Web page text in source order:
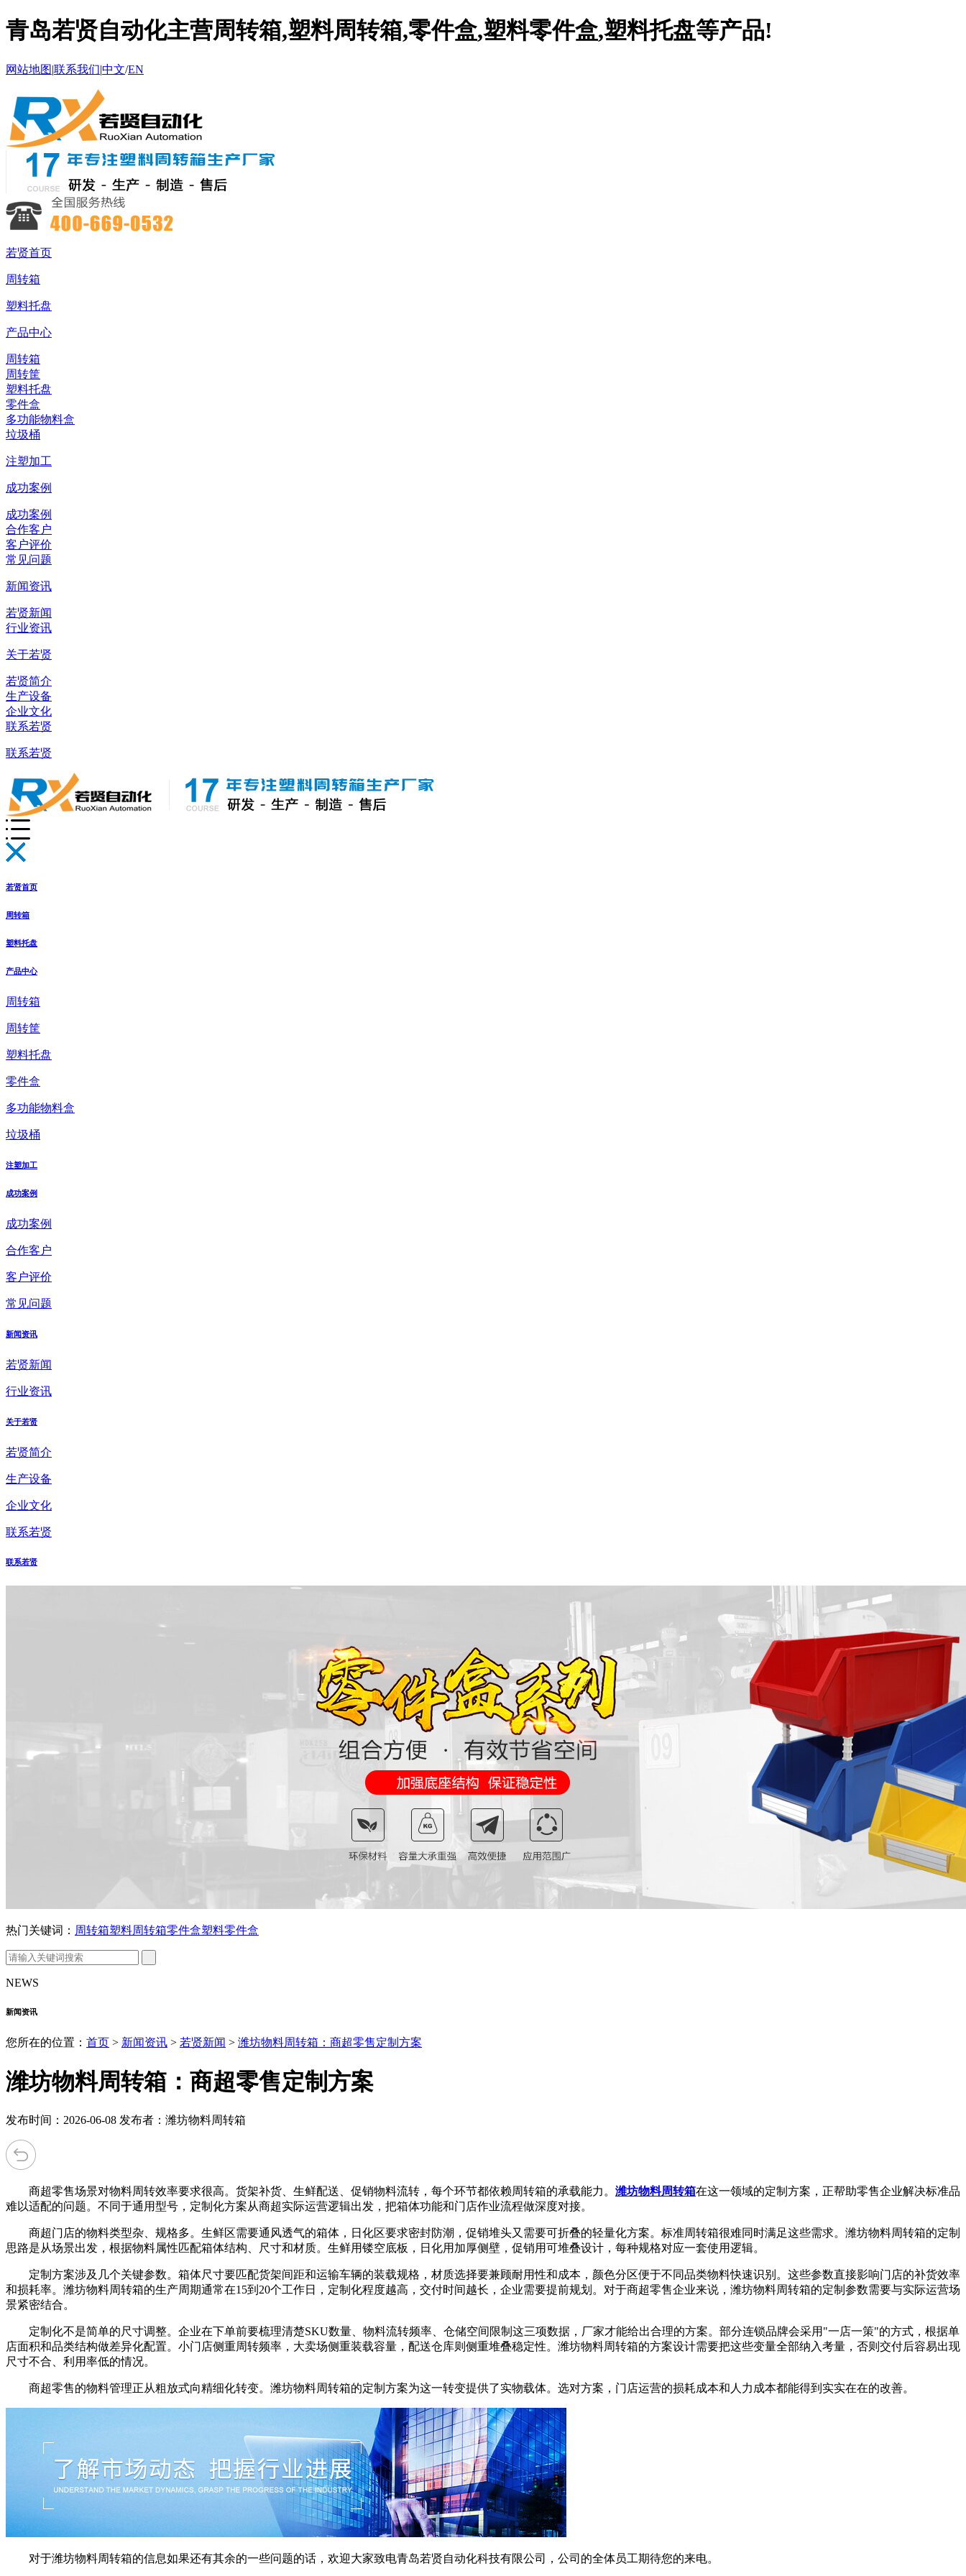
青岛若贤自动化主营周转箱,塑料周转箱,零件盒,塑料零件盒,塑料托盘等产品!
网站地图|联系我们|中文/EN
若贤首页
周转箱
塑料托盘
产品中心
周转箱
周转筐
塑料托盘
零件盒
多功能物料盒
垃圾桶
注塑加工
成功案例
成功案例
合作客户
客户评价
常见问题
新闻资讯
若贤新闻
行业资讯
关于若贤
若贤简介
生产设备
企业文化
联系若贤
联系若贤
若贤首页
周转箱
塑料托盘
产品中心
周转箱
周转筐
塑料托盘
零件盒
多功能物料盒
垃圾桶
注塑加工
成功案例
成功案例
合作客户
客户评价
常见问题
新闻资讯
若贤新闻
行业资讯
关于若贤
若贤简介
生产设备
企业文化
联系若贤
联系若贤
热门关键词： 周转箱塑料周转箱零件盒塑料零件盒
NEWS
新闻资讯
您所在的位置： 首页 > 新闻资讯 > 若贤新闻 > 潍坊物料周转箱：商超零售定制方案
潍坊物料周转箱：商超零售定制方案
发布时间：2026-06-08 发布者：潍坊物料周转箱
商超零售场景对物料周转效率要求很高。货架补货、生鲜配送、促销物料流转，每个环节都依赖周转箱的承载能力。 潍坊物料周转箱在这一领域的定制方案，正帮助零售企业解决标准品
难以适配的问题。不同于通用型号，定制化方案从商超实际运营逻辑出发，把箱体功能和门店作业流程做深度对接。
商超门店的物料类型杂、规格多。生鲜区需要通风透气的箱体，日化区要求密封防潮，促销堆头又需要可折叠的轻量化方案。标准周转箱很难同时满足这些需求。潍坊物料周转箱的定制
思路是从场景出发，根据物料属性匹配箱体结构、尺寸和材质。生鲜用镂空底板，日化用加厚侧壁，促销用可堆叠设计，每种规格对应一套使用逻辑。
定制方案涉及几个关键参数。箱体尺寸要匹配货架间距和运输车辆的装载规格，材质选择要兼顾耐用性和成本，颜色分区便于不同品类物料快速识别。这些参数直接影响门店的补货效率
和损耗率。潍坊物料周转箱的生产周期通常在15到20个工作日，定制化程度越高，交付时间越长，企业需要提前规划。对于商超零售企业来说，潍坊物料周转箱的定制参数需要与实际运营场
景紧密结合。
定制化不是简单的尺寸调整。企业在下单前要梳理清楚SKU数量、物料流转频率、仓储空间限制这三项数据，厂家才能给出合理的方案。部分连锁品牌会采用"一店一策"的方式，根据单
店面积和品类结构做差异化配置。小门店侧重周转频率，大卖场侧重装载容量，配送仓库则侧重堆叠稳定性。潍坊物料周转箱的方案设计需要把这些变量全部纳入考量，否则交付后容易出现
尺寸不合、利用率低的情况。
商超零售的物料管理正从粗放式向精细化转变。潍坊物料周转箱的定制方案为这一转变提供了实物载体。选对方案，门店运营的损耗成本和人力成本都能得到实实在在的改善。
对于潍坊物料周转箱的信息如果还有其余的一些问题的话，欢迎大家致电青岛若贤自动化科技有限公司，公司的全体员工期待您的来电。